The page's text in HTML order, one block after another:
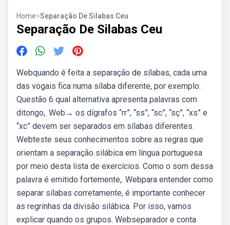
Home>Separação De Silabas Ceu
Separação De Silabas Ceu
Webquando é feita a separação de sílabas, cada uma
das vogais fica numa sílaba diferente, por exemplo:
Questão 6 qual alternativa apresenta palavras com
ditongo,. Web→ os dígrafos “rr”, “ss”, “sc”, “sç”, “xs” e
“xc” devem ser separados em sílabas diferentes.
Webteste seus conhecimentos sobre as regras que
orientam a separação silábica em língua portuguesa
por meio desta lista de exercícios. Como o som dessa
palavra é emitido fortemente,. Webpara entender como
separar sílabas corretamente, é importante conhecer
as regrinhas da divisão silábica. Por isso, vamos
explicar quando os grupos. Webseparador e conta